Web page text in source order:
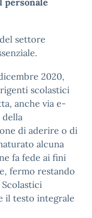
settore
2020,
scolastici
anche via e-
di aderire o di
alcuna
fa fede ai fini
fermo restando
il testo integrale